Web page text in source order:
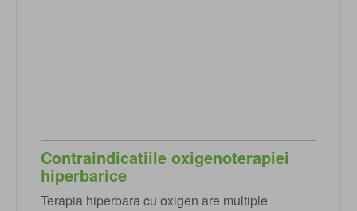
Contraindicatiile oxigenoterapiei
hiperbarice
Terapia hiperbara cu oxigen are multiple